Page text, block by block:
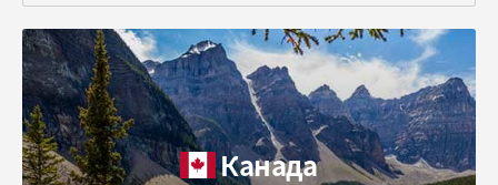
Канада